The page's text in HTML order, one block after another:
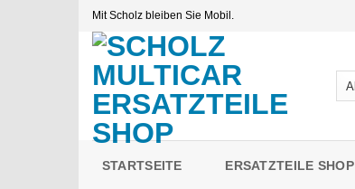
Zum
Inhalt
springen
Mit Scholz bleiben Sie Mobil.
STARTSEITE ERSATZTEILE SHOP